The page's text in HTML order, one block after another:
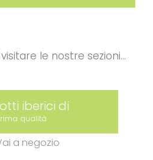
le nostre sezioni...
iberici di
qualità
a negozio